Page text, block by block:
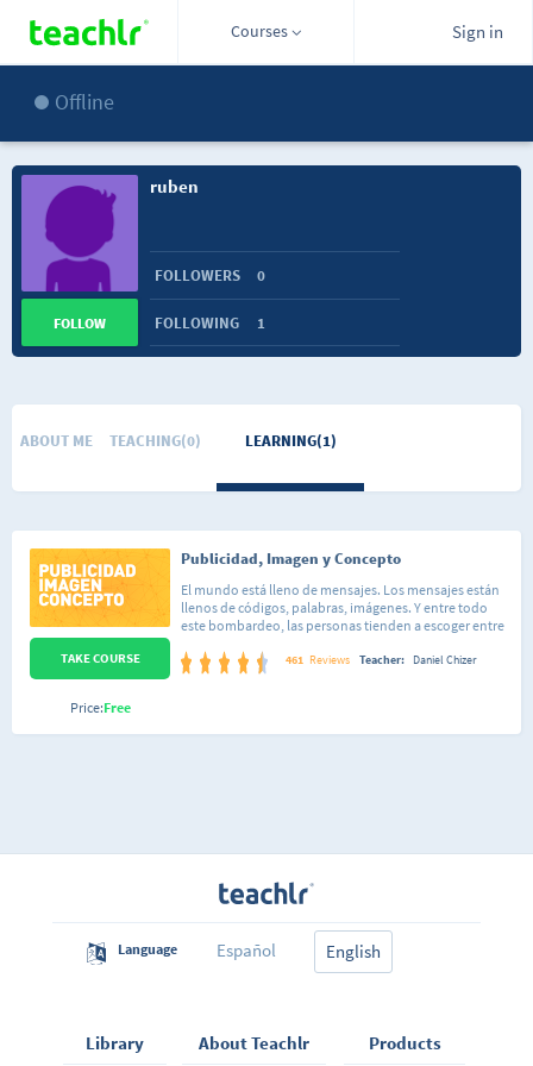
Courses Sign in
Offline
ruben
FOLLOWERS 0
FOLLOWING 1
FOLLOW
ABOUT ME TEACHING(0) LEARNING(1)
Publicidad, Imagen y Concepto
El mundo está lleno de mensajes. Los mensajes están
llenos de códigos, palabras, imágenes. Y entre todo
este bombardeo, las personas tienden a escoger entre
usamos un cepillo Oral-B con pasta de dientes Colgate.
La gente escoge marcas, es cierto. Pero primero, en un
identificación mutua. Lo cierto es que las marcas
nuestros mensajes sean más efectivos. Se plantea un
tiene cada vez más marcas y menos espacio. Al final,
del curso es aprender a encontrar las razones para que
nos escojan.
461 Reviews Teacher: Daniel Chizer
TAKE COURSE
Price:Free
Language Español English
Library About Teachlr Products